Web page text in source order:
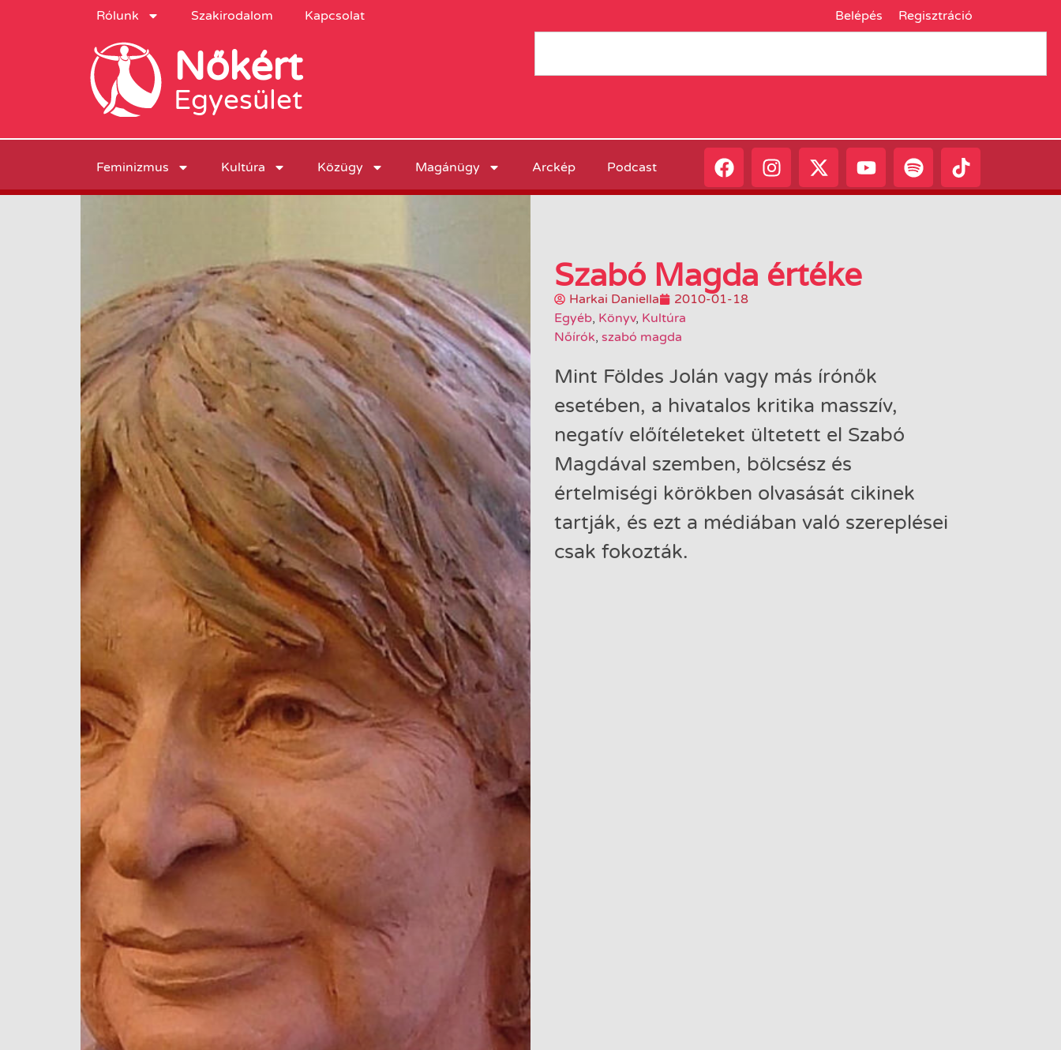
Rólunk Szakirodalom Kapcsolat Belépés Regisztráció
Nőkért
Egyesület
Feminizmus Kultúra Közügy Magánügy Arckép Podcast
Szabó Magda értéke
Harkai Daniella
2010-01-18
Egyéb, Könyv, Kultúra
Nőírók, szabó magda
Mint Földes Jolán vagy más írónők
esetében, a hivatalos kritika masszív,
negatív előítéleteket ültetett el Szabó
Magdával szemben, bölcsész és
értelmiségi körökben olvasását cikinek
tartják, és ezt a médiában való szereplései
csak fokozták.